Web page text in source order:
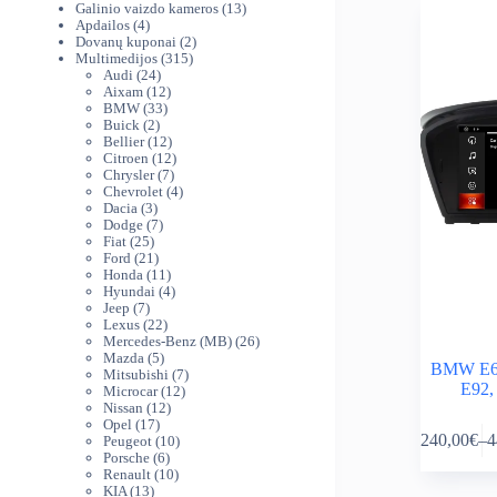
BMW
240,00€–
product
produktai
Galinio vaizdo kameros 1313
Apdailos 44
produktai
Dovanų kuponai 22
produktai
Multimedijos 315315
Audi 2424
produktai
Aixam 1212
produktų
BMW 3333
Buick 22
produktai
Bellier 1212
produktų
Citroen 1212
produktų
Chrysler 77
produktai
Chevrolet 44
Dacia 33
produktai
Dodge 77
Fiat 2525
produktai
Ford 21 21
produktas
Honda 11 11
produktų
Hyundai 44
Jeep 77
produktai
Lexus 2222
produktai
Mercedes-Benz (MB) 2626
Mazda 55
produktai
Mitsubishi 77
produktai
Microcar 1212
Nissan 1212
Opel 1717
produktų
Peugeot 1010
Porsche 66
produktai
Renault 1010
KIA 1313